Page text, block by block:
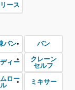
ース
バン バン
ィー
クレーン
セルフ
ロー
ル
ミキサー